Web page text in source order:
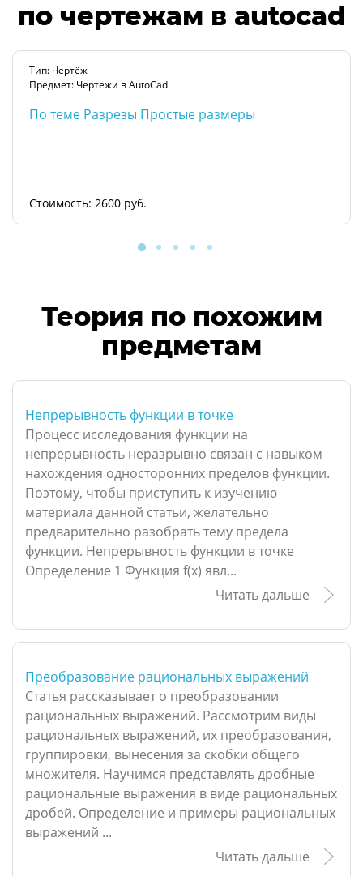
по чертежам в autocad
Тип: Чертёж
Предмет: Чертежи в AutoCad
По теме Разрезы Простые размеры
Стоимость: 2600 руб.
Теория по похожим
предметам
Непрерывность функции в точке
Процесс исследования функции на
непрерывность неразрывно связан с навыком
нахождения односторонних пределов функции.
Поэтому, чтобы приступить к изучению
материала данной статьи, желательно
предварительно разобрать тему предела
функции. Непрерывность функции в точке
Определение 1 Функция f(x) явл...
Читать дальше
Преобразование рациональных выражений
Статья рассказывает о преобразовании
рациональных выражений. Рассмотрим виды
рациональных выражений, их преобразования,
группировки, вынесения за скобки общего
множителя. Научимся представлять дробные
рациональные выражения в виде рациональных
дробей. Определение и примеры рациональных
выражений ...
Читать дальше